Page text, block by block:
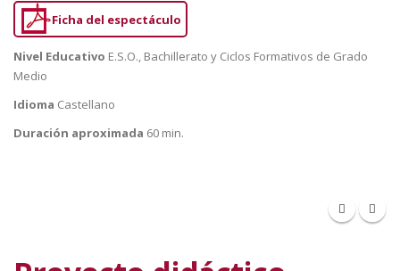
Ficha del espectáculo
Nivel Educativo E.S.O., Bachillerato y Ciclos Formativos de Grado
Medio
Idioma Castellano
Duración aproximada 60 min.